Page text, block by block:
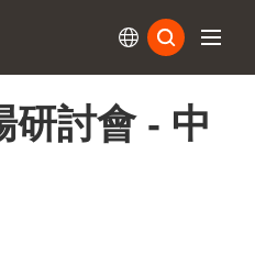
研討會 - 中